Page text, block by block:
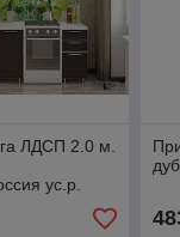
ЛДСП 2.0 м.
ус.р.